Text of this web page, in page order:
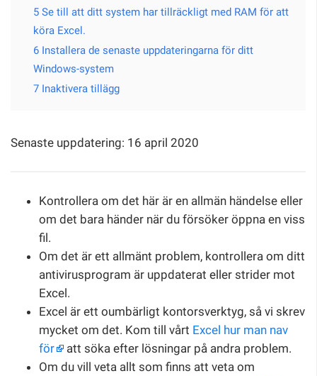
5 Se till att ditt system har tillräckligt med RAM för att
köra Excel.
6 Installera de senaste uppdateringarna för ditt
Windows-system
7 Inaktivera tillägg
Senaste uppdatering: 16 april 2020
Kontrollera om det här är en allmän händelse eller
om det bara händer när du försöker öppna en viss
fil.
Om det är ett allmänt problem, kontrollera om ditt
antivirusprogram är uppdaterat eller strider mot
Excel.
Excel är ett oumbärligt kontorsverktyg, så vi skrev
mycket om det. Kom till vårt Excel hur man nav
för
att söka efter lösningar på andra problem.
Om du vill veta allt som finns att veta om